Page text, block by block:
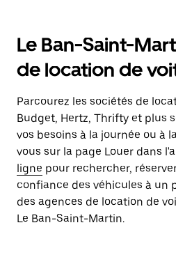
Le Ban-Saint-
de location de
Parcourez les sociétés de
Budget, Hertz, Thrifty et plus
vos besoins à la journée ou à
vous sur la page Louer dans
ligne pour rechercher,
confiance des véhicules à un
des agences de location de
Le Ban-Saint-Martin.